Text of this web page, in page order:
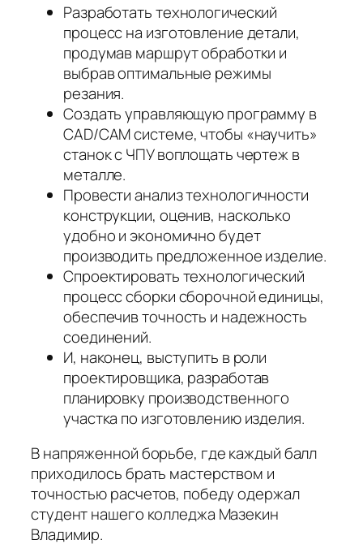
Разработать технологический
процесс на изготовление детали,
продумав маршрут обработки и
выбрав оптимальные режимы
резания.
Создать управляющую программу в
CAD/CAM системе, чтобы «научить»
станок с ЧПУ воплощать чертеж в
металле.
Провести анализ технологичности
конструкции, оценив, насколько
удобно и экономично будет
производить предложенное изделие.
Спроектировать технологический
процесс сборки сборочной единицы,
обеспечив точность и надежность
соединений.
И, наконец, выступить в роли
проектировщика, разработав
планировку производственного
участка по изготовлению изделия.
В напряженной борьбе, где каждый балл
приходилось брать мастерством и
точностью расчетов, победу одержал
студент нашего колледжа Мазекин
Владимир.